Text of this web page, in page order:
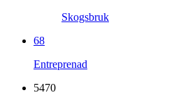
Skogsbruk
68
Entreprenad
5470